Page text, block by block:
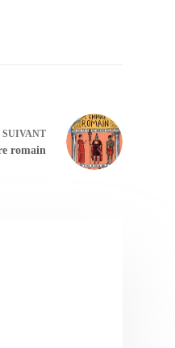
SUIVANT
romain